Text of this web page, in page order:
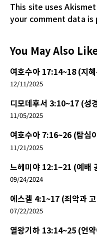
This site uses
your comment data is
You May Also
여호수아 17:14~18 (지
12/11/2025
디모데후서 3:10~17 (성
11/05/2025
여호수아 7:16~26 (탐심
11/21/2025
느헤미야 12:1~21 (예배
09/24/2024
에스겔 4:1~17 (죄악과
07/22/2025
열왕기하 13:14~25 (언